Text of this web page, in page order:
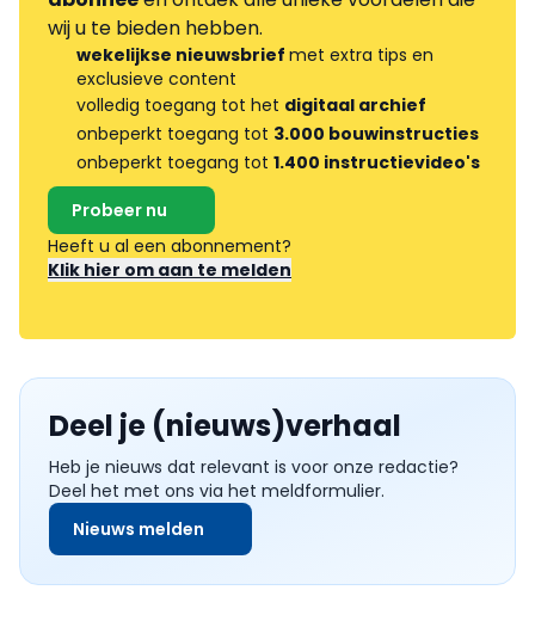
wij u te bieden hebben.
wekelijkse nieuwsbrief met extra tips en
exclusieve content
volledig toegang tot het digitaal archief
onbeperkt toegang tot 3.000 bouwinstructies
onbeperkt toegang tot 1.400 instructievideo's
Probeer nu
Heeft u al een abonnement?
Klik hier om aan te melden
Deel je (nieuws)verhaal
Heb je nieuws dat relevant is voor onze redactie?
Deel het met ons via het meldformulier.
Nieuws melden